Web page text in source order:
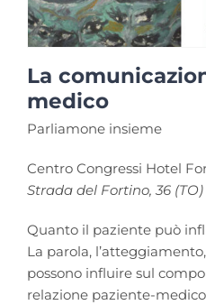
La
medico
Parliamone insieme
Centro Congressi Hotel
Strada del Fortino, 36 (TO)
Quanto il paziente può
La parola,
possono influire sul
relazione paziente-